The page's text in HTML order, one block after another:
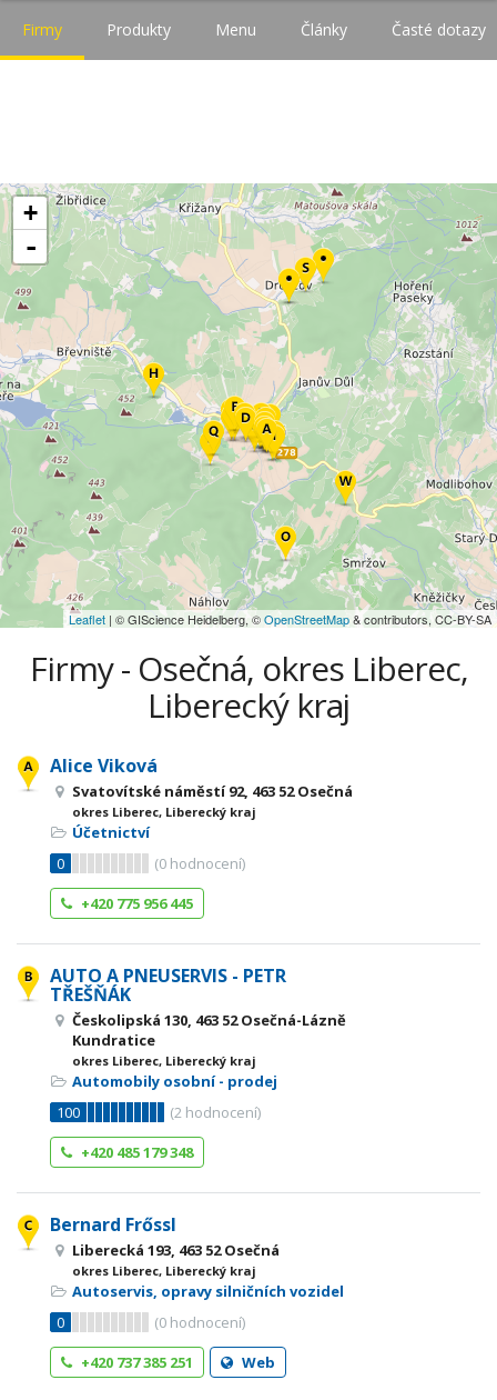
Firmy Produkty Menu Články Časté dotazy
+
-
Leaflet | © GIScience Heidelberg, ©OpenStreetMap& contributors, CC-BY-SA
Firmy - Osečná, okres Liberec,
Liberecký kraj
Alice Viková
Svatovítské náměstí 92, 463 52 Osečná
okres Liberec, Liberecký kraj
Účetnictví
0
(0 hodnocení)
+420 775 956 445
AUTO A PNEUSERVIS - PETR
TŘEŠŇÁK
Českolipská 130, 463 52 Osečná-Lázně
Kundratice
okres Liberec, Liberecký kraj
Automobily osobní - prodej
100
(2 hodnocení)
+420 485 179 348
Bernard Frőssl
Liberecká 193, 463 52 Osečná
okres Liberec, Liberecký kraj
Autoservis, opravy silničních vozidel
0
(0 hodnocení)
+420 737 385 251
Web